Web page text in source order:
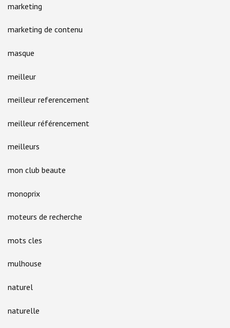
marketing
marketing de contenu
masque
meilleur
meilleur referencement
meilleur référencement
meilleurs
mon club beaute
monoprix
moteurs de recherche
mots cles
mulhouse
naturel
naturelle